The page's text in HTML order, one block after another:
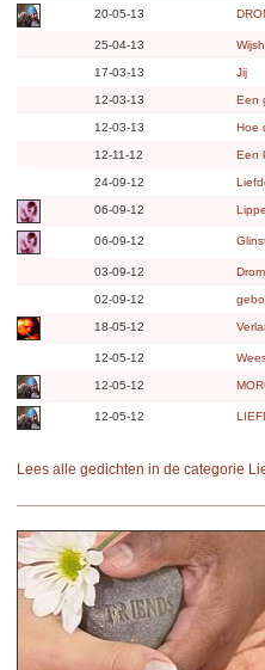
20-05-13
25-04-13
17-03-13 Jij
12-03-13 Een
12-03-13 Hoe
12-11-12 Een
24-09-12
06-09-12
06-09-12
03-09-12
02-09-12
18-05-12
12-05-12
12-05-12
12-05-12
Lees alle gedichten in de categorie